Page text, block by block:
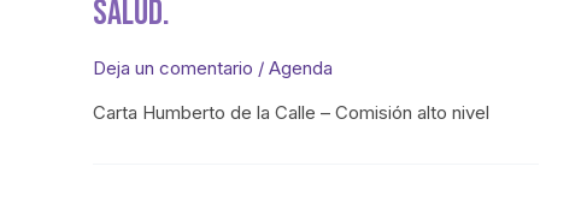
Salud.
Deja un comentario / Agenda
Carta Humberto de la Calle – Comisión alto nivel